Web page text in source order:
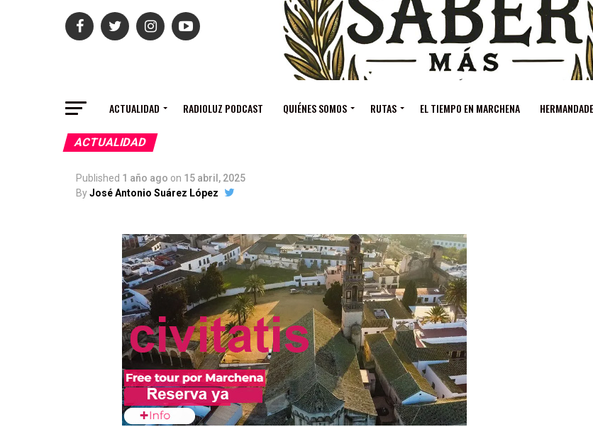
ACTUALIDAD RADIOLUZ PODCAST QUIÉNES SOMOS RUTAS EL TIEMPO EN MARCHENA
ACTUALIDAD
Published 1 año ago on 15 abril, 2025
ByJosé Antonio Suárez López